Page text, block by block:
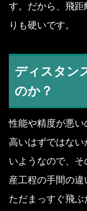
す。だから、飛距
りも硬いです。
ディスタン
のか？
性能や精度が悪い
高いはずではな
いようなので、そ
産工程の手間の違
ただまっすぐ飛